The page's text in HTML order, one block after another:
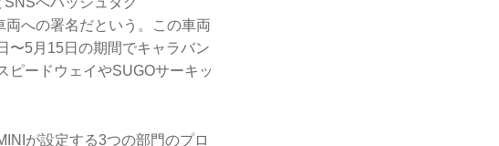
両への署名だという。この車両
〜5月15日の期間でキャラバン
ピードウェイやSUGOサーキッ
が設定する3つの部門のプロ